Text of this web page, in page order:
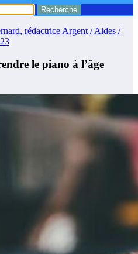
rédactrice Argent / Aides /
le piano à l’âge